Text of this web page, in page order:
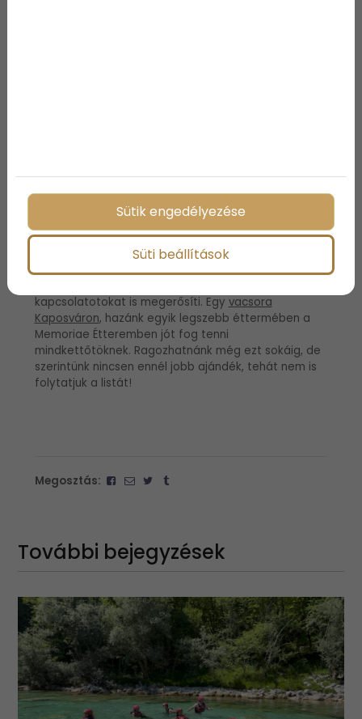
ajándékba
És a lista végére hagytuk a szerintünk a legjobb
ajándékot, amiből nemcsak te meg ő, hanem úgy
ahogy vagytok, közösen is profitálhattok. Egy közös
élményajándék, nemcsak mindkettőtöket feltölt
kapcsolatotokat is megerősíti. Egy vacsora
Kaposváron, hazánk egyik legszebb éttermében a
Memoriae Étteremben jót fog tenni
mindkettőtöknek. Ragozhatnánk még ezt sokáig, de
szerintünk nincsen ennél jobb ajándék, tehát nem is
folytatjuk a listát!
Megosztás:
További bejegyzések
Sütik engedélyezése
Süti beállítások